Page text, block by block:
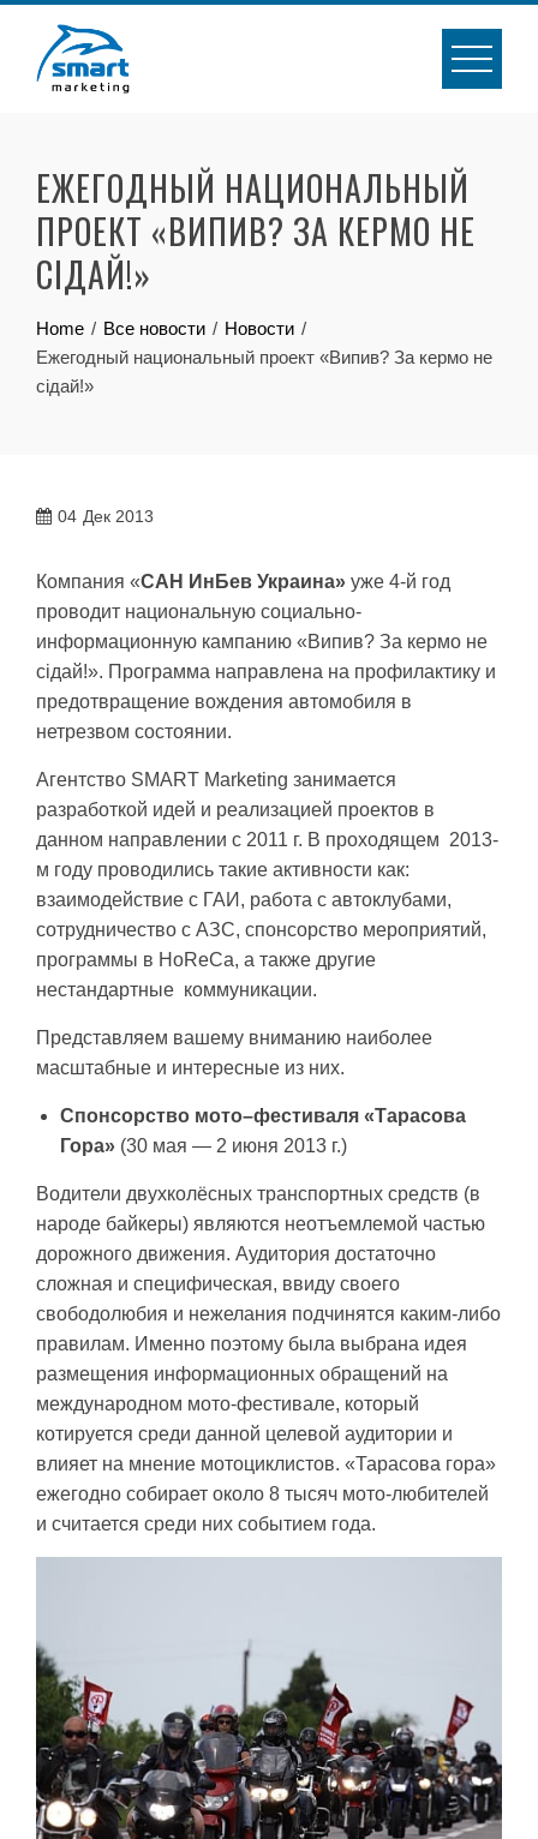
content
ЕЖЕГОДНЫЙ НАЦИОНАЛЬНЫЙ
ПРОЕКТ «ВИПИВ? ЗА КЕРМО НЕ
СІДАЙ!»
Home Все новости
Новости
Ежегодный национальный проект «Випив? За кермо не
сідай!»
04 Дек 2013
Компания «САН ИнБев Украина» уже 4-й год
проводит национальную социально-
информационную кампанию «Випив? За кермо не
сідай!». Программа направлена на профилактику и
предотвращение вождения автомобиля в
нетрезвом состоянии.
Агентство SMART Marketing занимается
разработкой идей и реализацией проектов в
данном направлении с 2011 г. В проходящем 2013-
м году проводились такие активности как:
взаимодействие с ГАИ, работа с автоклубами,
сотрудничество с АЗС, спонсорство мероприятий,
программы в HoReCa, а также другие
нестандартные коммуникации.
Представляем вашему вниманию наиболее
масштабные и интересные из них.
Спонсорство мото–фестиваля «Тарасова
Гора» (30 мая — 2 июня 2013 г.)
Водители двухколёсных транспортных средств (в
народе байкеры) являются неотъемлемой частью
дорожного движения. Аудитория достаточно
сложная и специфическая, ввиду своего
свободолюбия и нежелания подчинятся каким-либо
правилам. Именно поэтому была выбрана идея
размещения информационных обращений на
международном мото-фестивале, который
котируется среди данной целевой аудитории и
влияет на мнение мотоциклистов. «Тарасова гора»
ежегодно собирает около 8 тысяч мото-любителей
и считается среди них событием года.